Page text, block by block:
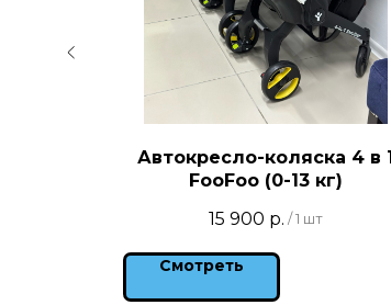
Автокресло-коляска 4 в 1
FooFoo (0-13 кг)
15 900 р. / 1 шт
Смотреть